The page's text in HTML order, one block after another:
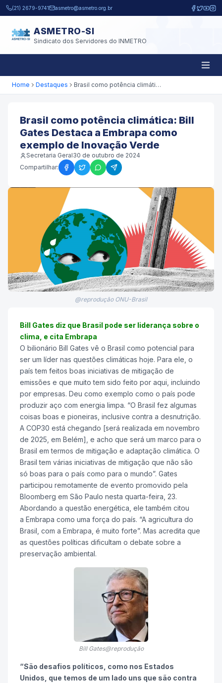
Pular para o conteúdo principal
(21) 2679-9741 asmetro@asmetro.org.br
ASMETRO-SI
Sindicato dos Servidores do INMETRO
Home Destaques Brasil como potência climática: Bill Gates Destaca a Embrapa como exemplo de Inovação Verde
Brasil como potência climática: Bill
Gates Destaca a Embrapa como
exemplo de Inovação Verde
Secretaria Geral30 de outubro de 2024
Compartilhar:
@reprodução ONU-Brasil
Bill Gates diz que Brasil pode ser liderança sobre o
clima, e cita Embrapa
O bilionário Bill Gates vê o Brasil como potencial para
ser um líder nas questões climáticas hoje. Para ele, o
país tem feitos boas iniciativas de mitigação de
emissões e que muito tem sido feito por aqui, incluindo
por empresas. Deu como exemplo como o país pode
produzir aço com energia limpa. “O Brasil fez algumas
coisas boas e pioneiras, inclusive contra a desnutrição.
A COP30 está chegando [será realizada em novembro
de 2025, em Belém], e acho que será um marco para o
Brasil em termos de mitigação e adaptação climática. O
Brasil tem várias iniciativas de mitigação que não são
só boas para o país como para o mundo”. Gates
participou remotamente de evento promovido pela
Bloomberg em São Paulo nesta quarta-feira, 23.
Abordando a questão energética, ele também citou
a Embrapa como uma força do país. “A agricultura do
Brasil, com a Embrapa, é muito forte”. Mas acredita que
as questões políticas dificultam o debate sobre a
preservação ambiental.
Bill Gates@reprodução
“São desafios políticos, como nos Estados
Unidos, que temos de um lado uns que são contra